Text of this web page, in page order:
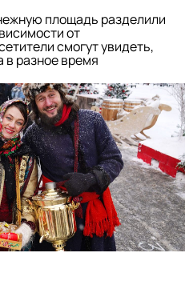
площадь разделили
от
смогут увидеть,
в разное время